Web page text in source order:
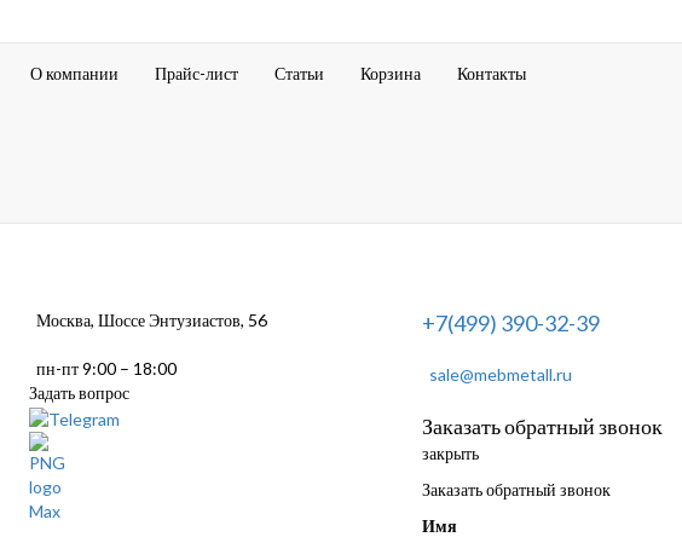
О компании Прайс-лист Статьи Корзина Контакты
Москва, Шоссе Энтузиастов, 56
пн-пт 9:00 – 18:00
Задать вопрос
+7(499) 390-32-39
sale@mebmetall.ru
Заказать обратный звонок
закрыть
Заказать обратный звонок
Имя